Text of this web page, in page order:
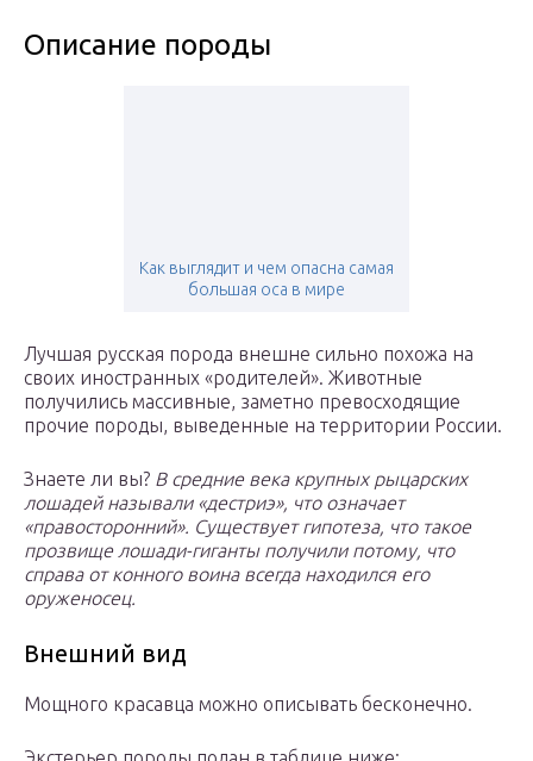
Описание породы
Как выглядит и чем опасна самая
большая оса в мире
Лучшая русская порода внешне сильно похожа на
своих иностранных «родителей». Животные
получились массивные, заметно превосходящие
прочие породы, выведенные на территории России.
Знаете ли вы? В средние века крупных рыцарских
лошадей называли «дестриэ», что означает
«правосторонний». Существует гипотеза, что такое
прозвище лошади-гиганты получили потому, что
справа от конного воина всегда находился его
оруженосец.
Внешний вид
Мощного красавца можно описывать бесконечно.